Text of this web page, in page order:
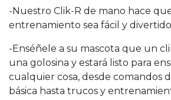
-Nuestro Clik-R de mano hace
entrenamiento sea fácil y
-Enséñele a su mascota que un
una golosina y estará listo para
cualquier cosa, desde comandos
básica hasta trucos y